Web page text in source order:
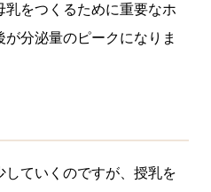
乳をつくるために重要なホ
分泌量のピークになりま
ていくのですが、授乳を